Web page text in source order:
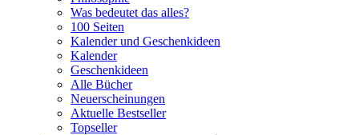
Was bedeutet das alles?
100 Seiten
Kalender und Geschenkideen
Kalender
Geschenkideen
Alle Bücher
Neuerscheinungen
Aktuelle Bestseller
Topseller